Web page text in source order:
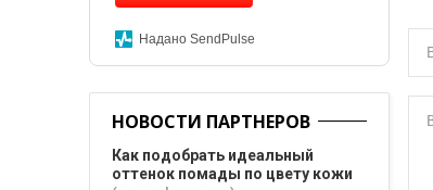
Надано SendPulse
НОВОСТИ ПАРТНЕРОВ
Как подобрать идеальный
оттенок помады по цвету кожи